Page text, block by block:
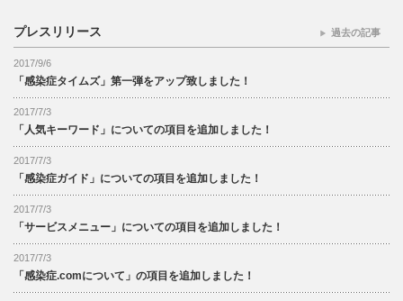
プレスリリース
2017/9/6
「感染症タイムズ」第一弾をアップ致しました！
2017/7/3
「人気キーワード」についての項目を追加しました！
2017/7/3
「感染症ガイド」についての項目を追加しました！
2017/7/3
「サービスメニュー」についての項目を追加しました！
2017/7/3
「感染症.comについて」の項目を追加しました！
過去の記事